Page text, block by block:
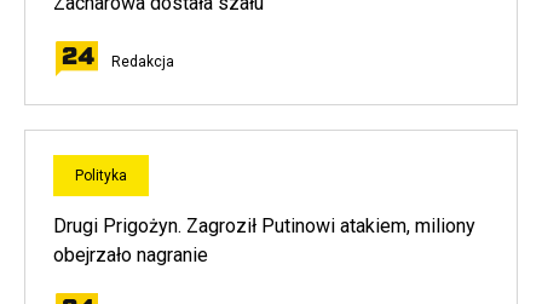
Redakcja
Polityka
Drugi Prigożyn. Zagroził Putinowi atakiem, miliony
obejrzało nagranie